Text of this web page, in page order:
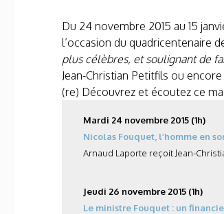
Du 24 novembre 2015 au 15
l’occasion du quadricentenaire
plus célèbres, et soulignant de
Jean-Christian Petitfils ou
(re) Découvrez et écoutez ce
Mardi 24 novembre 2015 (1h)
Nicolas Fouquet, l’homme en
Arnaud Laporte reçoit Jean-
Jeudi 26 novembre 2015 (1h)
Le ministre Fouquet : un